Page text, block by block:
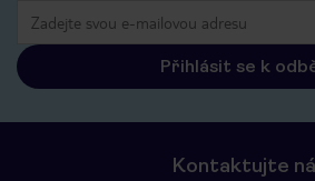
Přihlásit se k
Kontaktujte